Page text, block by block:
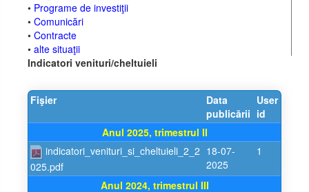
• Programe de investiţii
• Comunicări
• Contracte
• alte situaţii
Indicatori venituri/cheltuieli
Fişier
Data
publicării
User
id
Anul 2025, trimestrul II
indicatori_venituri_si_cheltuieli_2_2
025.pdf
18-07-
2025
1
Anul 2024, trimestrul III